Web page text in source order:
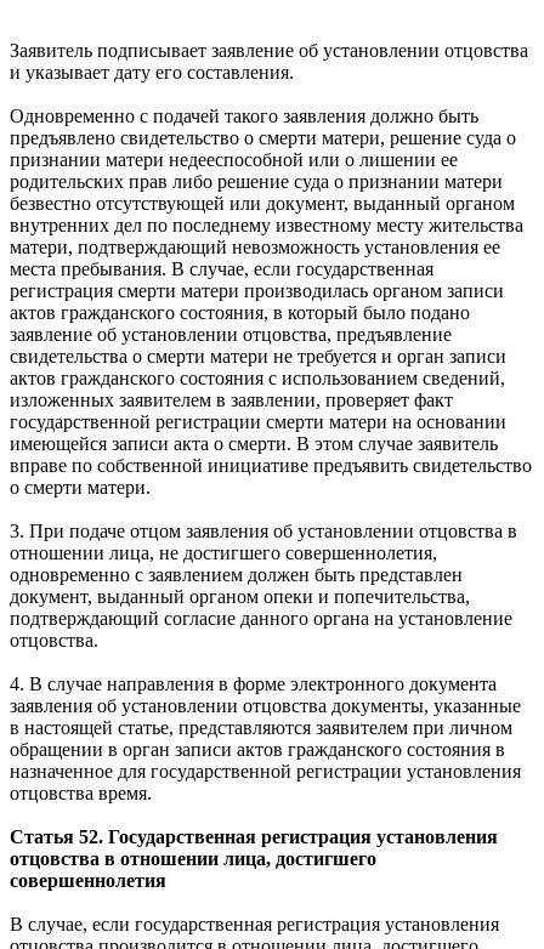
Заявитель подписывает заявление об установлении отцовства
и указывает дату его составления.
Одновременно с подачей такого заявления должно быть
предъявлено свидетельство о смерти матери, решение суда о
признании матери недееспособной или о лишении ее
родительских прав либо решение суда о признании матери
безвестно отсутствующей или документ, выданный органом
внутренних дел по последнему известному месту жительства
матери, подтверждающий невозможность установления ее
места пребывания. В случае, если государственная
регистрация смерти матери производилась органом записи
актов гражданского состояния, в который было подано
заявление об установлении отцовства, предъявление
свидетельства о смерти матери не требуется и орган записи
актов гражданского состояния с использованием сведений,
изложенных заявителем в заявлении, проверяет факт
государственной регистрации смерти матери на основании
имеющейся записи акта о смерти. В этом случае заявитель
вправе по собственной инициативе предъявить свидетельство
о смерти матери.
3. При подаче отцом заявления об установлении отцовства в
отношении лица, не достигшего совершеннолетия,
одновременно с заявлением должен быть представлен
документ, выданный органом опеки и попечительства,
подтверждающий согласие данного органа на установление
отцовства.
4. В случае направления в форме электронного документа
заявления об установлении отцовства документы, указанные
в настоящей статье, представляются заявителем при личном
обращении в орган записи актов гражданского состояния в
назначенное для государственной регистрации установления
отцовства время.
Статья 52. Государственная регистрация установления
отцовства в отношении лица, достигшего
совершеннолетия
В случае, если государственная регистрация установления